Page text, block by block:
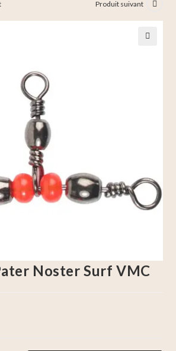
Produit suivant
Noster Surf VMC